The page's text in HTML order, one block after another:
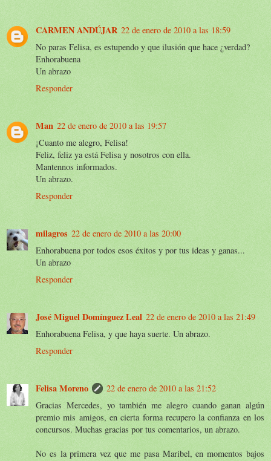
CARMEN ANDÚJAR 22 de enero de 2010 a las 18:59
No paras Felisa, es estupendo y que ilusión que hace ¿verdad?
Enhorabuena
Un abrazo
Responder
Man 22 de enero de 2010 a las 19:57
¡Cuanto me alegro, Felisa!
Feliz, feliz ya está Felisa y nosotros con ella.
Mantennos informados.
Un abrazo.
Responder
milagros 22 de enero de 2010 a las 20:00
Enhorabuena por todos esos éxitos y por tus ideas y ganas...
Un abrazo
Responder
José Miguel Domínguez Leal 22 de enero de 2010 a las 21:49
Enhorabuena Felisa, y que haya suerte. Un abrazo.
Responder
Felisa Moreno
22 de enero de 2010 a las 21:52
Gracias Mercedes, yo también me alegro cuando ganan algún
premio mis amigos, en cierta forma recupero la confianza en los
concursos. Muchas gracias por tus comentarios, un abrazo.
No es la primera vez que me pasa Maribel, en momentos bajos